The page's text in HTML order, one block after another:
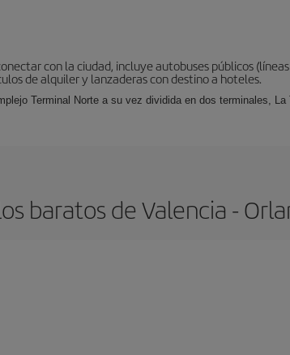
con la ciudad, incluye autobuses públicos
de alquiler y lanzaderas con destino a hoteles.
Terminal Norte a su vez dividida en dos terminales, La
baratos de Valencia -